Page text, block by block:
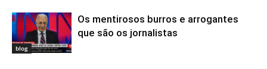
blog
Os mentirosos burros e arrogantes
que são os jornalistas